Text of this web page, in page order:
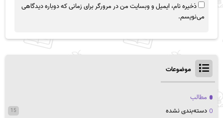
ذخیره نام، ایمیل و وبسایت من در مرورگر برای زمانی که دوباره دیدگاهی
می‌نویسم.
موضوعات
مطالب
دسته‌بندی نشده
15